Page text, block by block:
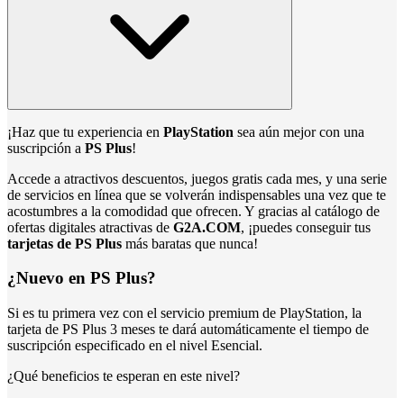
¡Haz que tu experiencia en PlayStation sea aún mejor con una
suscripción a PS Plus!
Accede a atractivos descuentos, juegos gratis cada mes, y una serie
de servicios en línea que se volverán indispensables una vez que te
acostumbres a la comodidad que ofrecen. Y gracias al catálogo de
ofertas digitales atractivas de G2A.COM, ¡puedes conseguir tus
tarjetas de PS Plus más baratas que nunca!
¿Nuevo en PS Plus?
Si es tu primera vez con el servicio premium de PlayStation, la
tarjeta de PS Plus 3 meses te dará automáticamente el tiempo de
suscripción especificado en el nivel Esencial.
¿Qué beneficios te esperan en este nivel?